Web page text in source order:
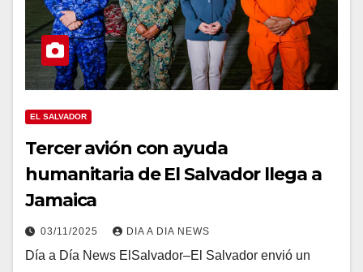
EL SALVADOR
Tercer avión con ayuda
humanitaria de El Salvador llega a
Jamaica
03/11/2025 DIA A DIA NEWS
Día a Día News ElSalvador–El Salvador envió un